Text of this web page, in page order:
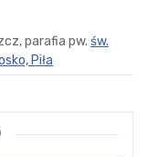
parafia pw. św.
Piła